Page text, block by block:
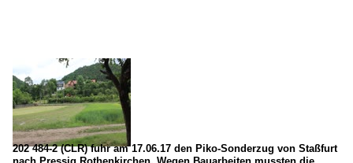
202 484-2 (CLR) fuhr am 17.06.17 den Piko-Sonderzug von Staßfurt